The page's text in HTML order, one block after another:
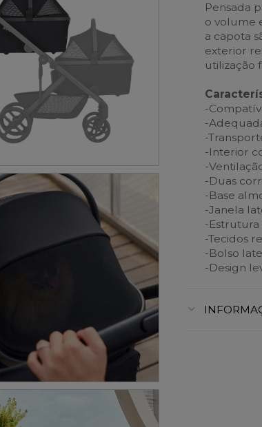
Pensada
o volume
a capota
exterior
utilização
-
-
-
-Interior
-
-Duas
-Base
-Janela
-
-Tecidos
-Bolso
-Design